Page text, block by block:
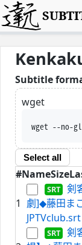
Subtitle
wget
wget --no-glob
Select all
#NameSize
1
剣
劇]◆藤田ま
JPTVclub.srt
剣